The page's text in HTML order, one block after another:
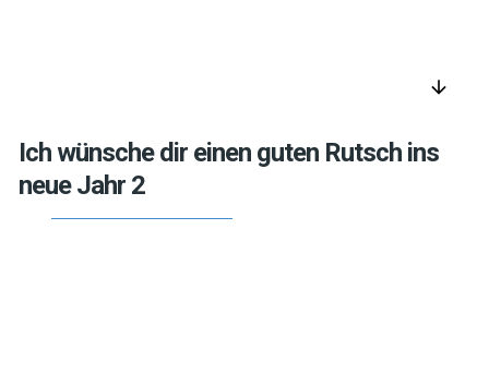
arrow_downward
Ich wünsche dir einen guten Rutsch ins
neue Jahr 2